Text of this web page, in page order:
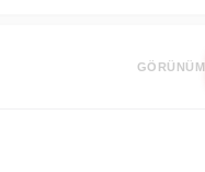
GÖRÜNÜM